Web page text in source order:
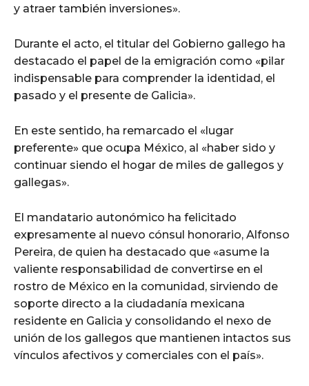
y atraer también inversiones».
Durante el acto, el titular del Gobierno gallego ha
destacado el papel de la emigración como «pilar
indispensable para comprender la identidad, el
pasado y el presente de Galicia».
En este sentido, ha remarcado el «lugar
preferente» que ocupa México, al «haber sido y
continuar siendo el hogar de miles de gallegos y
gallegas».
El mandatario autonómico ha felicitado
expresamente al nuevo cónsul honorario, Alfonso
Pereira, de quien ha destacado que «asume la
valiente responsabilidad de convertirse en el
rostro de México en la comunidad, sirviendo de
soporte directo a la ciudadanía mexicana
residente en Galicia y consolidando el nexo de
unión de los gallegos que mantienen intactos sus
vínculos afectivos y comerciales con el país».